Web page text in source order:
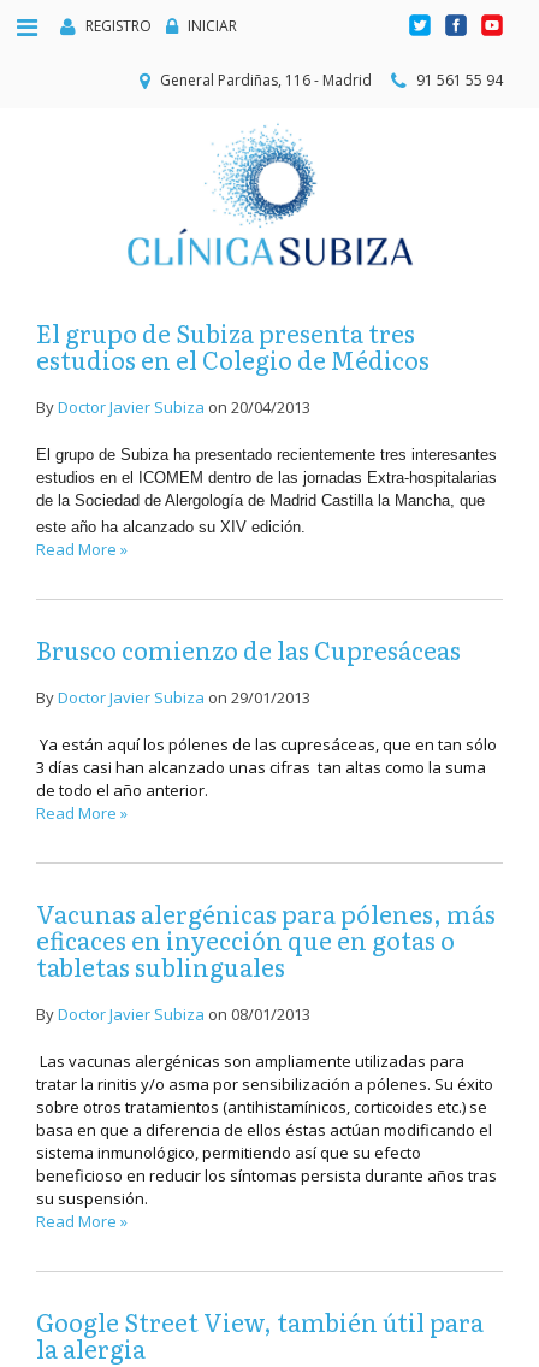
REGISTRO INICIAR
General Pardiñas, 116 - Madrid 91 561 55 94
El grupo de Subiza presenta tres
estudios en el Colegio de Médicos
ByDoctor Javier Subiza on 20/04/2013
El grupo de Subiza ha presentado recientemente tres interesantes
estudios en el ICOMEM dentro de las jornadas Extra-hospitalarias
de la Sociedad de Alergología de Madrid Castilla la Mancha, que
este año ha alcanzado su XIV edición.
Read More »
Brusco comienzo de las Cupresáceas
ByDoctor Javier Subiza on 29/01/2013
Ya están aquí los pólenes de las cupresáceas, que en tan sólo
3 días casi han alcanzado unas cifras tan altas como la suma
de todo el año anterior.
Read More »
Vacunas alergénicas para pólenes, más
eficaces en inyección que en gotas o
tabletas sublinguales
ByDoctor Javier Subiza on 08/01/2013
Las vacunas alergénicas son ampliamente utilizadas para
tratar la rinitis y/o asma por sensibilización a pólenes. Su éxito
sobre otros tratamientos (antihistamínicos, corticoides etc.) se
basa en que a diferencia de ellos éstas actúan modificando el
sistema inmunológico, permitiendo así que su efecto
beneficioso en reducir los síntomas persista durante años tras
su suspensión.
Read More »
Google Street View, también útil para
la alergia